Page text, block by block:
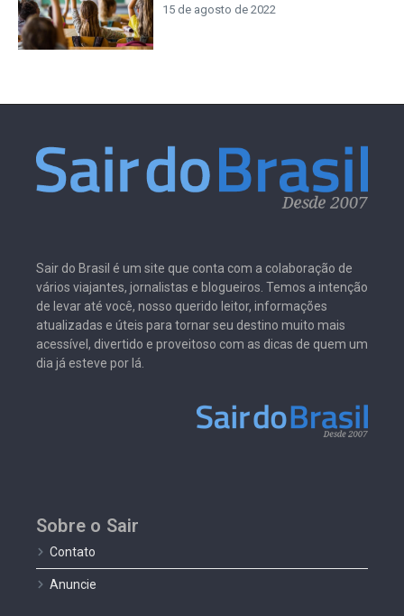
15 de agosto de 2022
Sair do Brasil é um site que conta com a colaboração de
vários viajantes, jornalistas e blogueiros. Temos a intenção
de levar até você, nosso querido leitor, informações
atualizadas e úteis para tornar seu destino muito mais
acessível, divertido e proveitoso com as dicas de quem um
dia já esteve por lá.
Sobre o Sair
Contato
Anuncie